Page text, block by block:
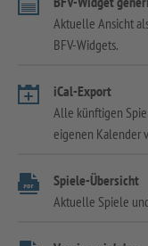
Aktuelle Ansicht
BFV-Widgets.
iCal-Export
Alle künftigen
eigenen Kalender
Spiele-Übersicht
Aktuelle Spiele